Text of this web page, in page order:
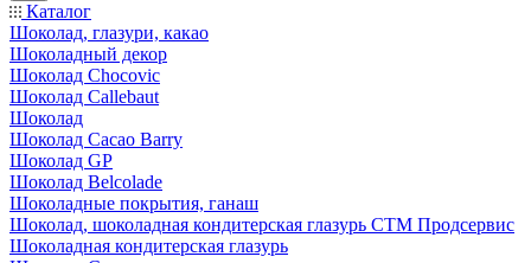
Каталог
Шоколад, глазури, какао
Шоколадный декор
Шоколад Chocovic
Шоколад Callebaut
Шоколад
Шоколад Cacao Barry
Шоколад GP
Шоколад Belcolade
Шоколадные покрытия, ганаш
Шоколад, шоколадная кондитерская глазурь СТМ Продсервис
Шоколадная кондитерская глазурь